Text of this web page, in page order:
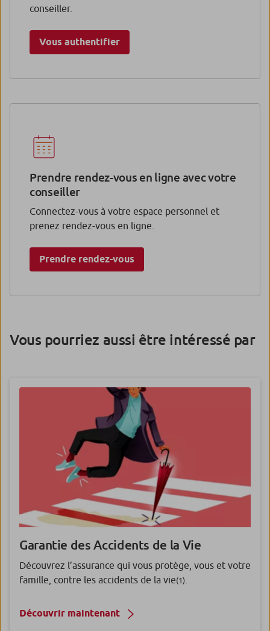
conseiller.
Vous authentifier
Prendre rendez-vous en ligne avec votre
conseiller
Connectez-vous à votre espace personnel et
prenez rendez-vous en ligne.
Prendre rendez-vous
Vous pourriez aussi être intéressé par
Garantie des Accidents de la Vie
Découvrez l’assurance qui vous protège, vous et votre
famille, contre les accidents de la vie(1)
Découvrir maintenant